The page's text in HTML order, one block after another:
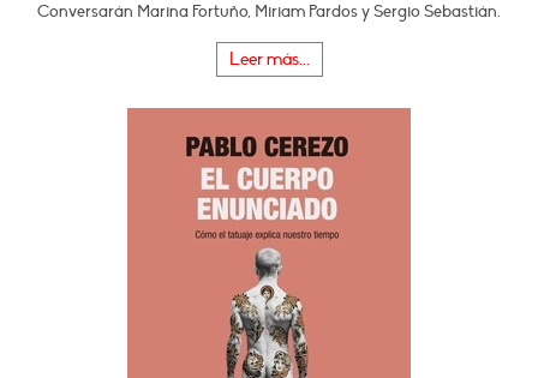
Conversarán Marina Fortuño, Miriam Pardos y Sergio Sebastián.
Leer más...